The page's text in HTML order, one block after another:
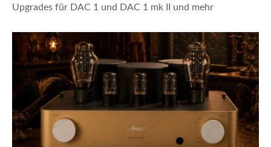
Upgrades für DAC 1 und DAC 1 mk II und mehr